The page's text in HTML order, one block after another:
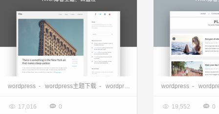
wordpress极简双栏博客、杂志主题—Vito
wordpress - wordpress主题下载 - wordpress博客主题
 17,016  0
wordpress博客
wordpress -
 19,552  0